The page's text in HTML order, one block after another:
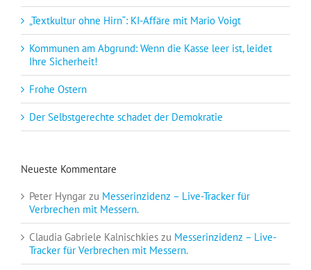
„Textkultur ohne Hirn“: KI-Affäre mit Mario Voigt
Kommunen am Abgrund: Wenn die Kasse leer ist, leidet
Ihre Sicherheit!
Frohe Ostern
Der Selbstgerechte schadet der Demokratie
Neueste Kommentare
Peter Hyngar zu Messerinzidenz – Live-Tracker für
Verbrechen mit Messern.
Claudia Gabriele Kalnischkies zu Messerinzidenz – Live-
Tracker für Verbrechen mit Messern.